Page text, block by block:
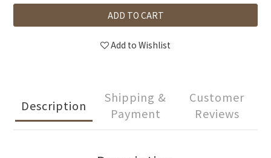
ADD TO CART
Add to Wishlist
Description
Shipping &
Payment
Customer
Reviews